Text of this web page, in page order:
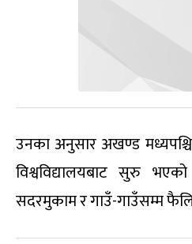
उनका अनुसार अखण्ड
विश्वविद्यालयबाट सुरु
सदरमुकाम र गाउँ-गाउँसम्म